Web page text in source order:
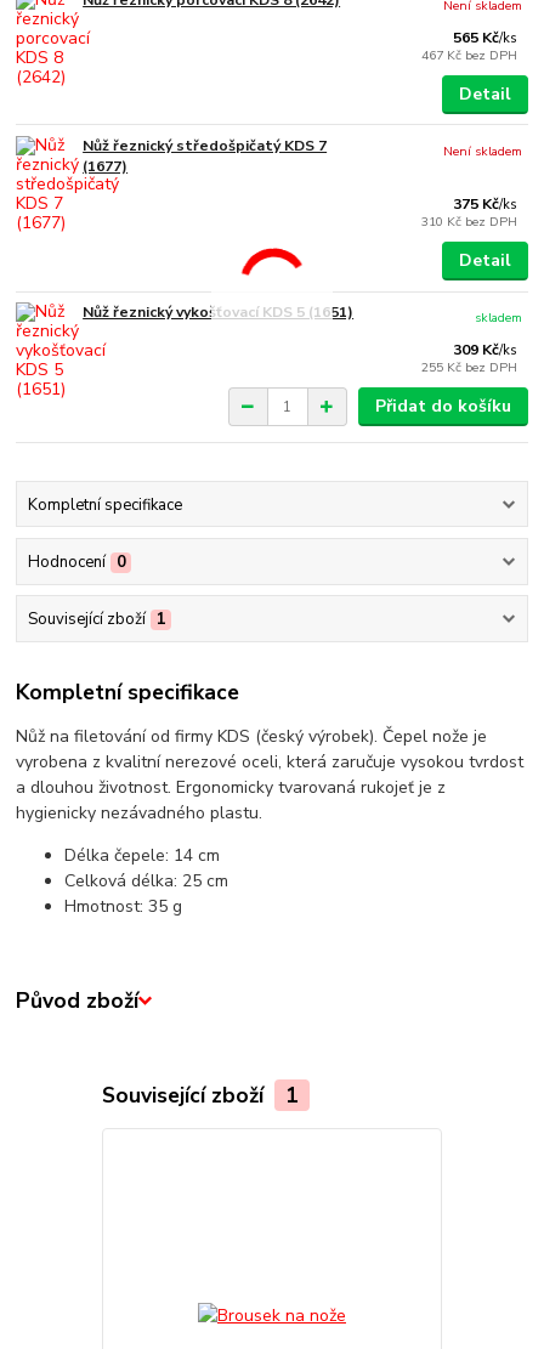
565 Kč/ks
467 Kč bez DPH
Není skladem
Detail
Nůž řeznický středošpičatý KDS 7
(1677)
375 Kč/ks
310 Kč bez DPH
Není skladem
Detail
Nůž řeznický vykošťovací KDS 5 (1651)
309 Kč/ks
255 Kč bez DPH
skladem
Přidat do košíku
Kompletní specifikace
Hodnocení 0
Související zboží 1
Kompletní specifikace
Nůž na filetování od firmy KDS (český výrobek). Čepel nože je
vyrobena z kvalitní nerezové oceli, která zaručuje vysokou tvrdost
a dlouhou životnost. Ergonomicky tvarovaná rukojeť je z
hygienicky nezávadného plastu.
Délka čepele: 14 cm
Celková délka: 25 cm
Hmotnost: 35 g
Původ zboží
Související zboží 1